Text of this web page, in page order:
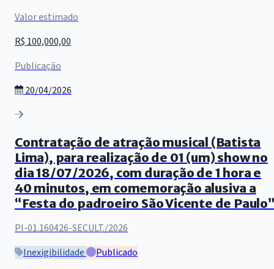
Valor estimado
R$ 100,000,00
Publicação
20/04/2026
Contratação de atração musical (Batista
Lima), para realização de 01 (um) show no
dia 18/07/2026, com duração de 1 hora e
40 minutos, em comemoração alusiva a
“Festa do padroeiro São Vicente de Paulo”
PI-01.160426-SECULT./2026
Inexigibilidade
Publicado